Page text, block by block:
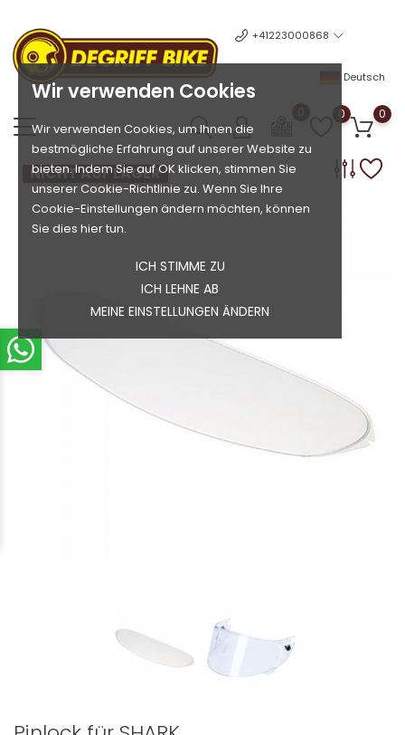
Wir verwenden Cookies
Wir verwenden Cookies, um Ihnen die
bestmögliche Erfahrung auf unserer Website zu
bieten. Indem Sie auf OK klicken, stimmen Sie
unserer Cookie-Richtlinie zu. Wenn Sie Ihre
Cookie-Einstellungen ändern möchten, können
Sie dies hier tun.
ICH STIMME ZU
ICH LEHNE AB
MEINE EINSTELLUNGEN ÄNDERN
+41223000868
Deutsch
0 0
NICHT AUF LAGER